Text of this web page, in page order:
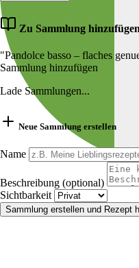
Zu Sammlung hinzufügen
"Pandolce basso – flaches
Sammlung hinzufügen
Lade Sammlungen...
Neue Sammlung erstellen
Name
Beschreibung (optional)
Sichtbarkeit
Sammlung erstellen und Rezept